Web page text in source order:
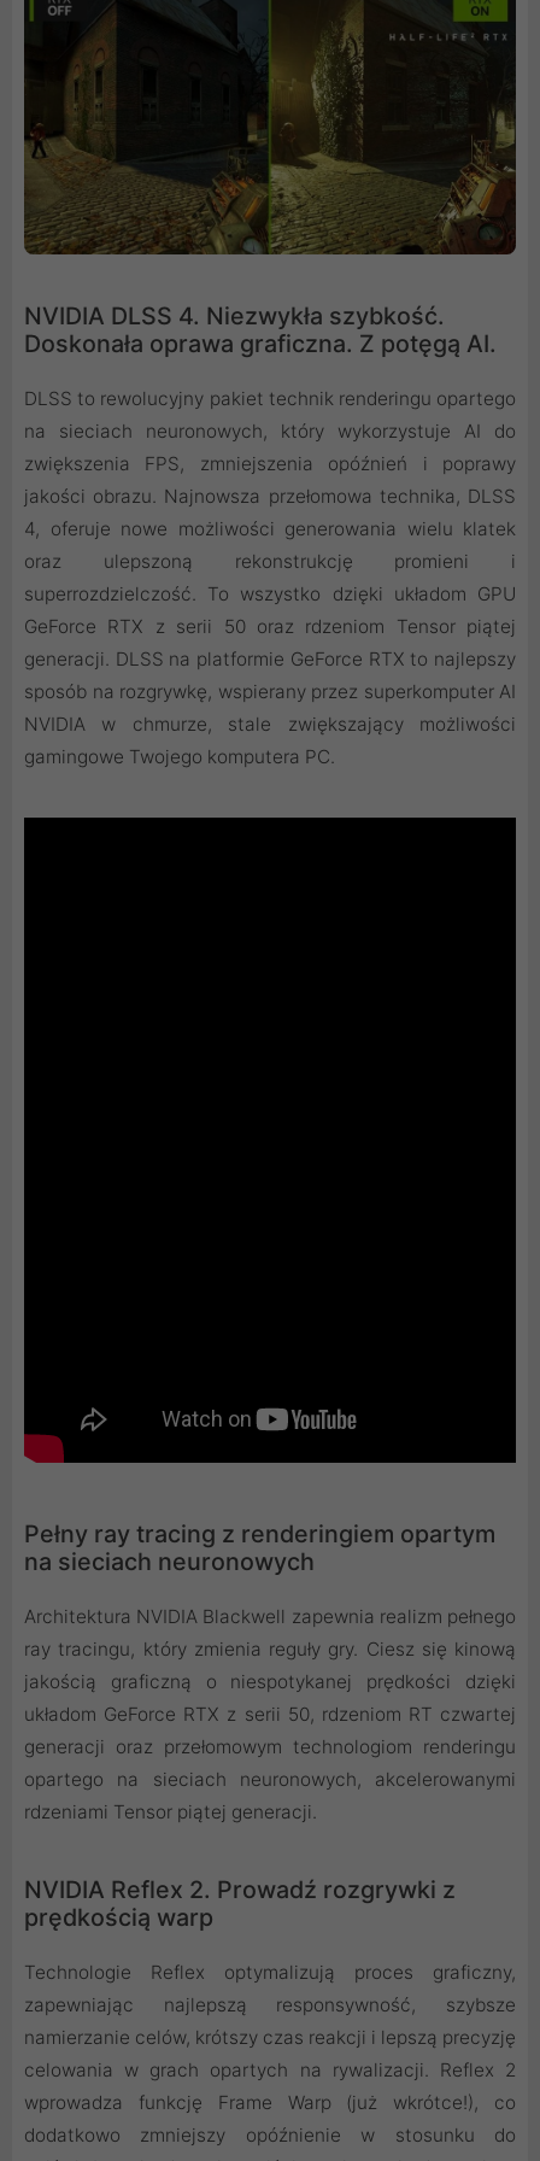
NVIDIA DLSS 4. Niezwykła szybkość.
Doskonała oprawa graficzna. Z potęgą AI.
DLSS to rewolucyjny pakiet technik renderingu opartego
na sieciach neuronowych, który wykorzystuje AI do
zwiększenia FPS, zmniejszenia opóźnień i poprawy
jakości obrazu. ‌Najnowsza przełomowa technika, DLSS
4, oferuje nowe możliwości generowania wielu klatek
oraz ulepszoną rekonstrukcję promieni i
superrozdzielczość. To wszystko dzięki układom GPU
GeForce RTX z serii 50 oraz rdzeniom Tensor piątej
generacji. DLSS na platformie GeForce RTX to najlepszy
sposób na rozgrywkę, wspierany przez superkomputer AI
NVIDIA w chmurze, stale zwiększający możliwości
gamingowe Twojego komputera PC.
Pełny ray tracing z renderingiem opartym
na sieciach neuronowych
Architektura NVIDIA Blackwell zapewnia realizm pełnego
ray tracingu, który zmienia reguły gry. Ciesz się kinową
jakością graficzną o niespotykanej prędkości dzięki
układom GeForce RTX z serii 50, rdzeniom RT czwartej
generacji oraz przełomowym technologiom renderingu
opartego na sieciach neuronowych, akcelerowanymi
rdzeniami Tensor piątej generacji.
NVIDIA Reflex 2. Prowadź rozgrywki z
prędkością warp
Technologie Reflex optymalizują proces graficzny,
zapewniając najlepszą responsywność, szybsze
namierzanie celów, krótszy czas reakcji i lepszą precyzję
celowania w grach opartych na rywalizacji. Reflex 2
wprowadza funkcję Frame Warp (już wkrótce!), co
dodatkowo zmniejszy opóźnienie w stosunku do